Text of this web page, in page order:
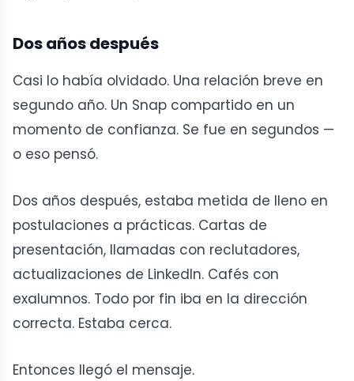
Dos años después
Casi lo había olvidado. Una relación breve en
segundo año. Un Snap compartido en un
momento de confianza. Se fue en segundos —
o eso pensó.
Dos años después, estaba metida de lleno en
postulaciones a prácticas. Cartas de
presentación, llamadas con reclutadores,
actualizaciones de LinkedIn. Cafés con
exalumnos. Todo por fin iba en la dirección
correcta. Estaba cerca.
Entonces llegó el mensaje.